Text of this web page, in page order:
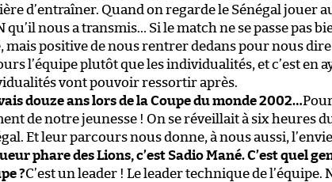
d’entraîner. Quand on regarde le Sénégal jouer
qu’il nous a transmis… Si le match ne se passe pas
mais positive de nous rentrer dedans pour nous dire
l’équipe plutôt que les individualités, et c’est en
vont pouvoir ressortir après.
douze ans lors de la Coupe du monde 2002…
de notre jeunesse ! On se réveillait à six heures
Et leur parcours nous donne, à nous aussi,
phare des Lions, c’est Sadio Mané. C’est quel
?C’est un leader ! Le leader technique de l’équipe.